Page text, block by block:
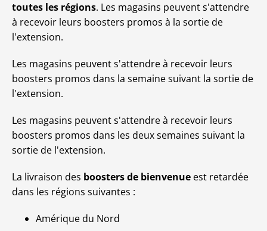
toutes les régions. Les magasins peuvent s'attendre
à recevoir leurs boosters promos à la sortie de
l'extension.
Les magasins peuvent s'attendre à recevoir leurs
boosters promos dans la semaine suivant la sortie de
l'extension.
Les magasins peuvent s'attendre à recevoir leurs
boosters promos dans les deux semaines suivant la
sortie de l'extension.
La livraison des boosters de bienvenue est retardée
dans les régions suivantes :
Amérique du Nord